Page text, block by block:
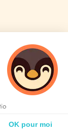
OK pour moi
2 personnes
consultent
actuellement cette